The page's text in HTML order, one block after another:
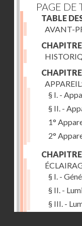
PAGE DE
TABLE
AVANT-
§ I. -
§ II. -
1°
2°
§ I. -
§ II. -
§ III. -